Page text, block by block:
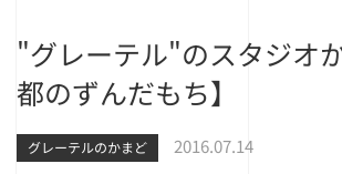
"グレーテル"のスタジオ
都のずんだもち】
グレーテルのかまど 2016.07.14